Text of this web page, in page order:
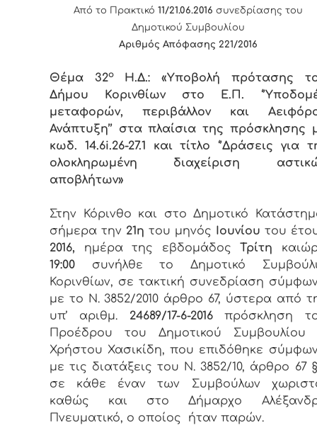
Από το Πρακτικό 11/21.06.2016 συνεδρίασης του
Δημοτικού Συμβουλίου
Αριθμός Απόφασης 221/2016
Θέμα 32οΗ.Δ.: «Υποβολή πρότασης
Δήμου Κορινθίων στο Ε.Π.
μεταφορών, περιβάλλον και
Ανάπτυξη’’ στα πλαίσια της πρόσκλησης
κωδ. 14.6i.26-27.1 και τίτλο ‘’Δράσεις για
ολοκληρωμένη διαχείριση
αποβλήτων»
Στην Κόρινθο και στο Δημοτικό
σήμερα την 21η του μηνός Ιουνίου του
2016, ημέρα της εβδομάδοςΤρίτη
19:00 συνήλθε το Δημοτικό
Κορινθίων, σε τακτική συνεδρίαση
με το Ν. 3852/2010 άρθρο 67, ύστερα από
υπ’ αριθμ. 24689/17-6-2016πρόσκληση
Προέδρου του Δημοτικού Συμβουλίου
Χρήστου Χασικίδη, που επιδόθηκε
με τις διατάξεις του Ν. 3852/10, άρθρο 67
σε κάθε έναν των Συμβούλων
καθώς και στο Δήμαρχο
Πνευματικό, ο οποίος ήταν παρών.